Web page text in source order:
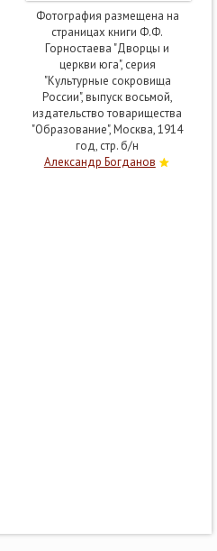
Фотография размещена на
страницах книги Ф.Ф.
Горностаева "Дворцы и
церкви юга", серия
"Культурные сокровища
России", выпуск восьмой,
издательство товарищества
"Образование", Москва, 1914
год, стр. б/н
Александр Богданов